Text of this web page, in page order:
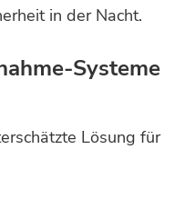
in der Nacht.
Systeme
Lösung für